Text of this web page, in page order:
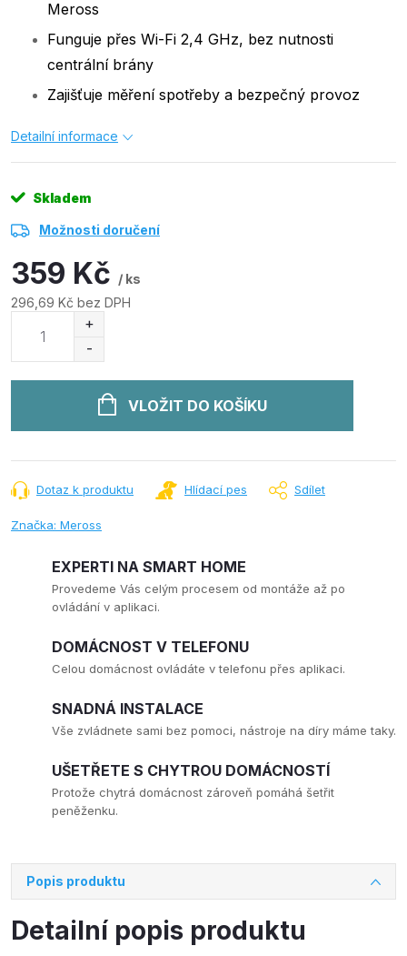
Meross
Funguje přes Wi-Fi 2,4 GHz, bez nutnosti
centrální brány
Zajišťuje měření spotřeby a bezpečný provoz
Detailní informace
Skladem
Možnosti doručení
359 Kč / ks
296,69 Kč bez DPH
VLOŽIT DO KOŠÍKU
Dotaz k produktu Hlídací pes Sdílet
Značka: Meross
EXPERTI NA SMART HOME
Provedeme Vás celým procesem od montáže až po
ovládání v aplikaci.
DOMÁCNOST V TELEFONU
Celou domácnost ovládáte v telefonu přes aplikaci.
SNADNÁ INSTALACE
Vše zvládnete sami bez pomoci, nástroje na díry máme taky.
UŠETŘETE S CHYTROU DOMÁCNOSTÍ
Protože chytrá domácnost zároveň pomáhá šetřit
peněženku.
Popis produktu
Detailní popis produktu